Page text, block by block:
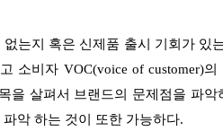
는지 혹은 신제품 출시 기회가 있
소비자 VOC(voice of customer)
을 살펴서 브랜드의 문제점을 파
악 하는 것이 또한 가능하다.